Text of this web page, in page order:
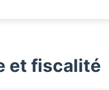
et fiscalité